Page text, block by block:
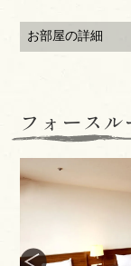
お部屋の詳細
＜山側ラージタ
●全40室 ●定
＜シティービ
【自慢の夜景を
●全13室 ●定
フォースル